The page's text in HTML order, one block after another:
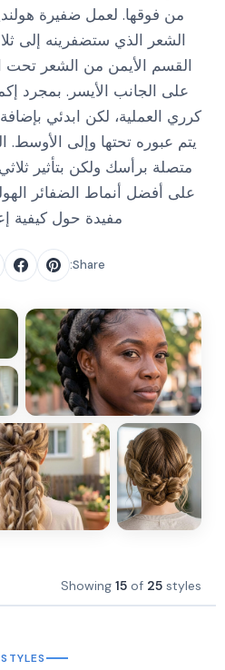
من فوقها. لعمل ضفيرة
الشعر الذي ستضفرينه إلى
القسم الأيمن من الشعر تحت
على الجانب الأيسر. بمجرد
كرري العملية، لكن ابدئي
يتم عبوره تحتها وإلى الأوسط.
متصلة برأسك ولكن بتأثير
على أفضل أنماط الضفائر
مفيدة حول كيفية
Share:
Showing 15 of 25 styles